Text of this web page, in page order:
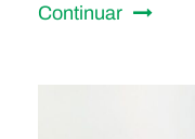
Continuar